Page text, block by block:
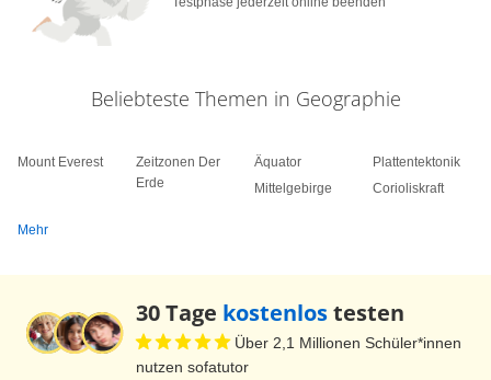
Beliebteste Themen in Geographie
Mount Everest
Zeitzonen Der
Erde
Äquator
Mittelgebirge
Plattentektonik
Corioliskraft
Mehr
30 Tage kostenlostesten
Über 2,1 Millionen Schüler*innen
nutzen sofatutor